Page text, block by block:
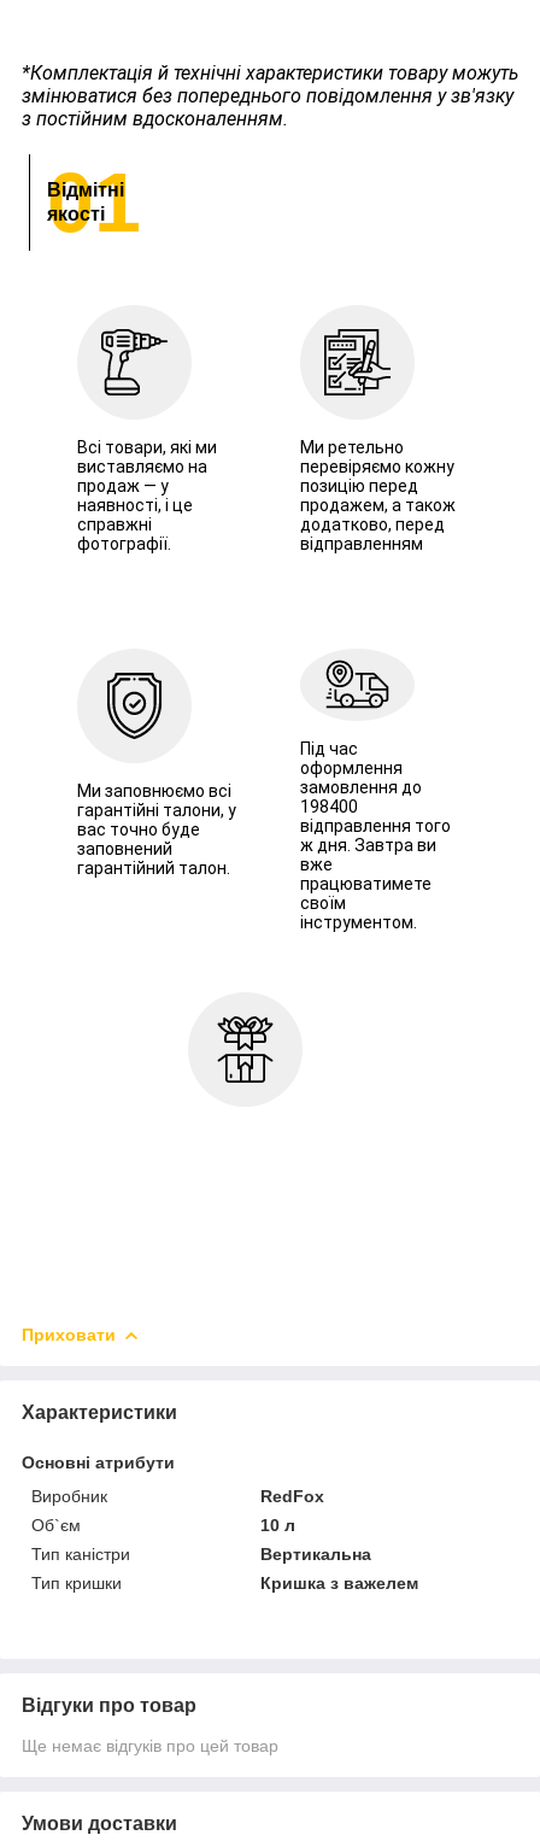
*Комплектація й технічні характеристики товару можуть
змінюватися без попереднього повідомлення у зв'язку
з постійним вдосконаленням.
01
Відмітні
якості
Всі товари, які ми
виставляємо на
продаж — у
наявності, і це
справжні
фотографії.
Ми ретельно
перевіряємо кожну
позицію перед
продажем, а також
додатково, перед
відправленням
Ми заповнюємо всі
гарантійні талони, у
вас точно буде
заповнений
гарантійний талон.
Під час
оформлення
замовлення до
198400
відправлення того
ж дня. Завтра ви
вже
працюватимете
своїм
інструментом.
Приховати
Характеристики
Основні атрибути
Виробник
RedFox
Об`єм
10 л
Тип каністри
Вертикальна
Тип кришки
Кришка з важелем
Відгуки про товар
Ще немає відгуків про цей товар
Умови доставки